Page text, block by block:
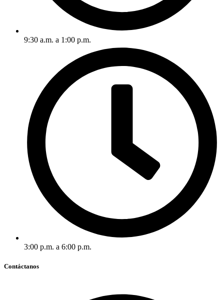
9:30 a.m. a 1:00 p.m.
3:00 p.m. a 6:00 p.m.
Contáctanos